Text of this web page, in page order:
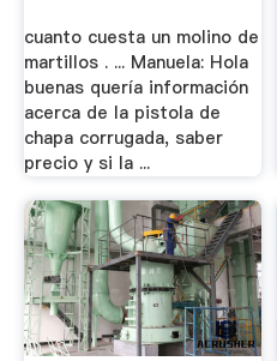
cuanto cuesta un molino de
martillos . ... Manuela: Hola
buenas quería información
acerca de la pistola de
chapa corrugada, saber
precio y si la ...